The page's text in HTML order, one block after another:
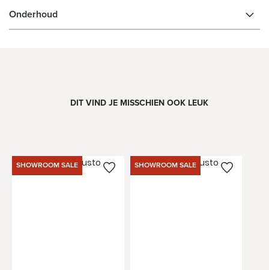
Onderhoud
DIT VIND JE MISSCHIEN OOK LEUK
SHOWROOM SALE SHOWROOM SALE